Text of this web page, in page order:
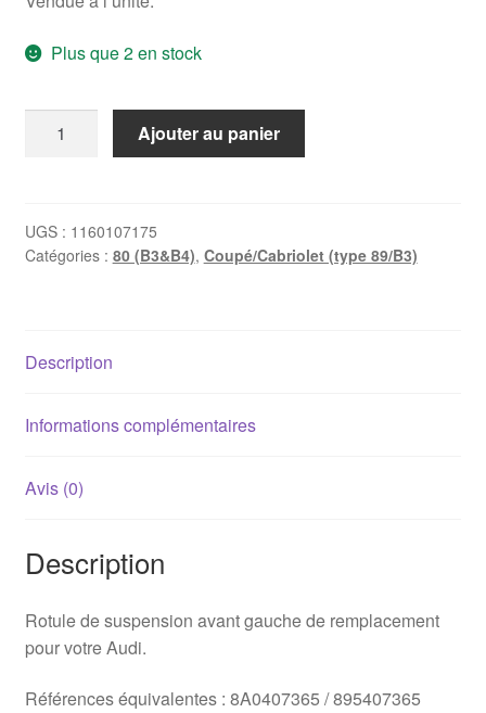
Plus que 2 en stock
suspension
avant
/
Ajouter au panier
UGS : 1160107175
Catégories : 80 (B3&B4), Coupé/Cabriolet (type 89/B3)
Description
Informations complémentaires
Avis (0)
Description
Rotule de suspension avant gauche de remplacement
pour votre Audi.
Références équivalentes : 8A0407365 / 895407365